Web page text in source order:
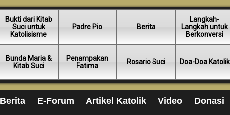
Bukti dari Kitab
Suci untuk
Katolisisme
Padre Pio Berita
Langkah-
Langkah untuk
Berkonversi
Bunda Maria &
Kitab Suci
Penampakan
Fatima
Rosario Suci Doa-Doa Katolik
Berita E-Forum Artikel Katolik Video Donasi